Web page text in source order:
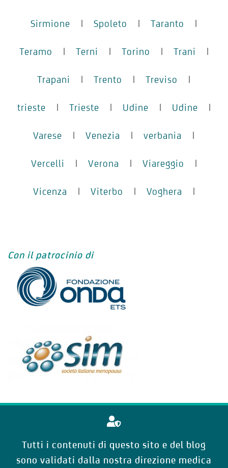
Sirmione | Spoleto | Taranto |
Teramo | Terni | Torino | Trani |
Trapani | Trento | Treviso |
trieste | Trieste | Udine | Udine |
Varese | Venezia | verbania |
Vercelli | Verona | Viareggio |
Vicenza | Viterbo | Voghera |
Con il patrocinio di
Tutti i contenuti di questo sito e del blog
sono validati dalla nostra direzione medica